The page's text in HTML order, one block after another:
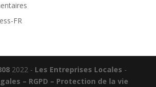
FR
2022 - Les Entreprises Locales -
– RGPD – Protection de la vie